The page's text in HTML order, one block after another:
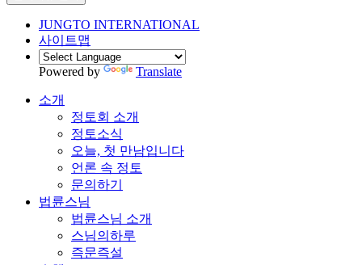
JUNGTO INTERNATIONAL
사이트맵
Powered by Translate
소개
정토회 소개
정토소식
오늘, 첫 만남입니다
언론 속 정토
문의하기
법륜스님
법륜스님 소개
스님의하루
즉문즉설